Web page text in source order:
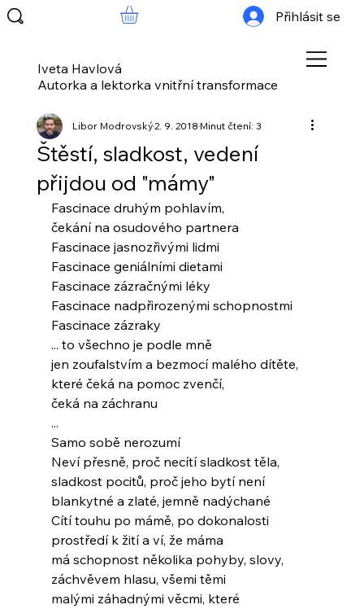
Iveta Havlová
Autorka a lektorka vnitřní transformace
Přihlásit se
Štěstí, sladkost, vedení
přijdou od "mámy"
Libor Modrovský2. 9. 2018Minut čtení: 3
Fascinace druhým pohlavím,
čekání na osudového partnera
Fascinace jasnozřivými lidmi
Fascinace geniálními dietami
Fascinace zázračnými léky
Fascinace nadpřirozenými schopnostmi
Fascinace zázraky
... to všechno je podle mně
jen zoufalstvím a bezmocí malého dítěte,
které čeká na pomoc zvenčí,
čeká na záchranu
...
Samo sobě nerozumí
Neví přesně, proč necítí sladkost těla,
sladkost pocitů, proč jeho bytí není
blankytné a zlaté, jemně nadýchané
Cítí touhu po mámě, po dokonalosti
prostředí k žití a ví, že máma
má schopnost několika pohyby, slovy,
záchvěvem hlasu, všemi těmi
malými záhadnými věcmi, které